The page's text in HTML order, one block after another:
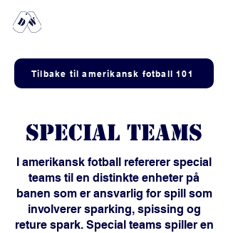
Tilbake til amerikansk fotball 101
Special teams
I amerikansk fotball refererer special
teams til en distinkte enheter på
banen som er ansvarlig for spill som
involverer sparking, spissing og
reture spark. Special teams spiller en